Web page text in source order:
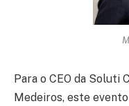
Para o CEO da
Medeiros, este